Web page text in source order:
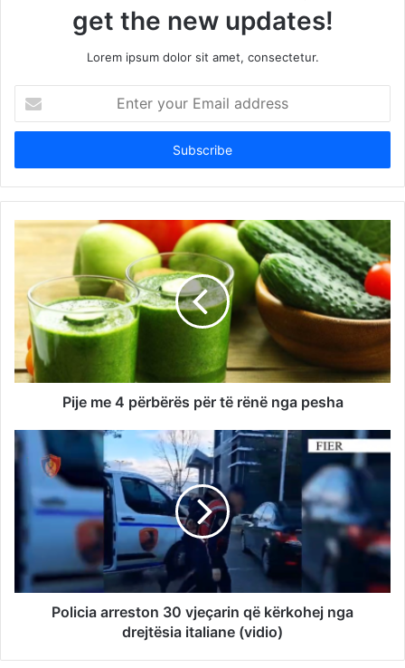
get the new updates!
Lorem ipsum dolor sit amet, consectetur.
your
Email
Pije me 4 përbërës për të rënë nga pesha
Policia arreston 30 vjeçarin që kërkohej nga
drejtësia italiane (vidio)